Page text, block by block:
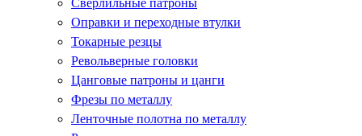
Сверлильные патроны
Оправки и переходные втулки
Токарные резцы
Револьверные головки
Цанговые патроны и цанги
Фрезы по металлу
Ленточные полотна по металлу